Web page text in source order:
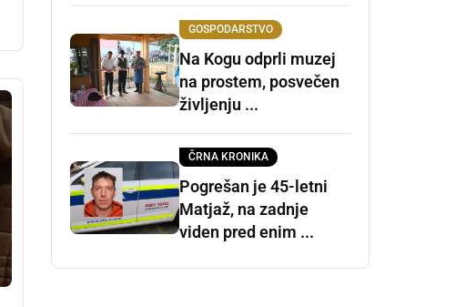
GOSPODARSTVO
Na Kogu odprli muzej
na prostem, posvečen
življenju ...
ČRNA KRONIKA
Pogrešan je 45-letni
Matjaž, na zadnje
viden pred enim ...